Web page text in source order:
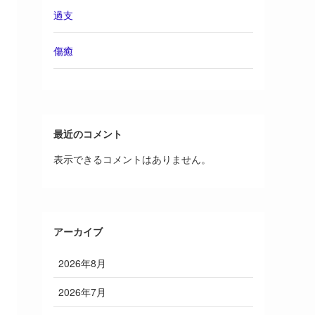
過支
傷癒
最近のコメント
表示できるコメントはありません。
アーカイブ
2026年8月
2026年7月